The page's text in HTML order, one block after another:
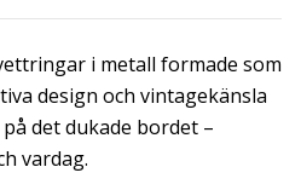
i metall formade som
design och vintagekänsla
det dukade bordet –
vardag.